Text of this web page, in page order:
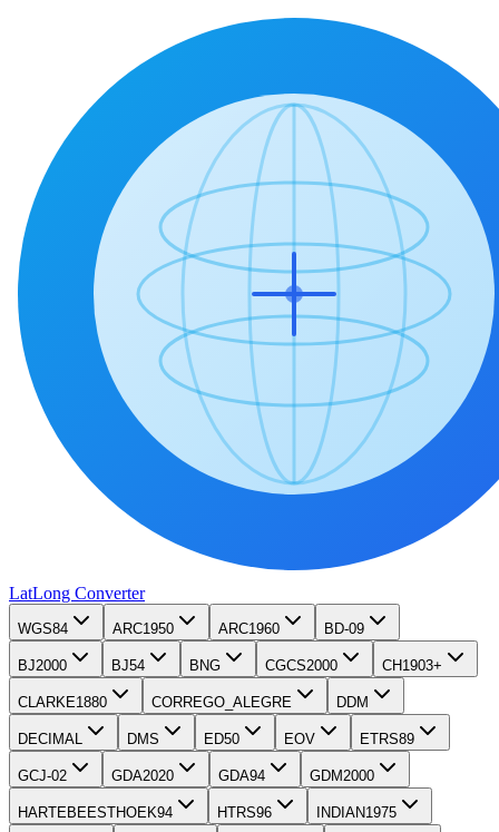
LatLong Converter
WGS84 ARC1950 ARC1960 BD-09
BJ2000 BJ54 BNG CGCS2000 CH1903+
CLARKE1880 CORREGO_ALEGRE DDM
DECIMAL DMS ED50 EOV ETRS89
GCJ-02 GDA2020 GDA94 GDM2000
HARTEBEESTHOEK94 HTRS96 INDIAN1975